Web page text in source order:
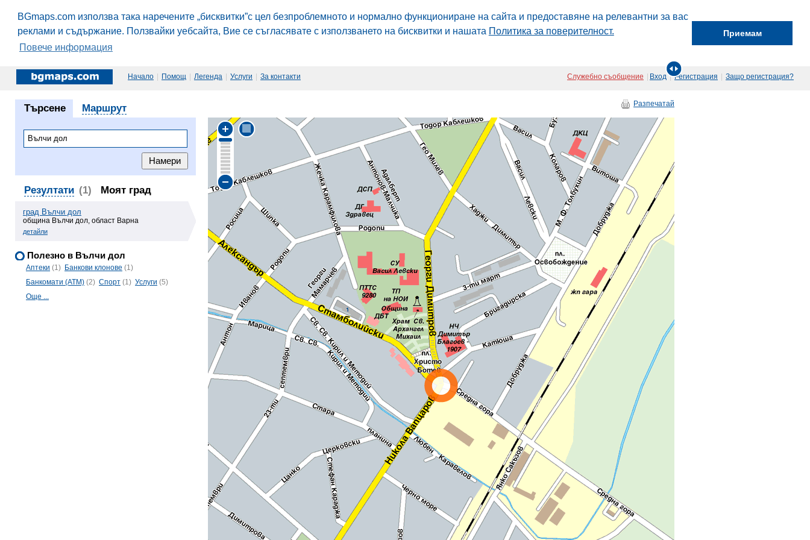
BGmaps.com използва така наречените „бисквитки”с цел безпроблемното и нормално функциониране на сайта и предоставяне на релевантни за вас
реклами и съдържание. Ползвайки уебсайта, Вие се съгласявате с използването на бисквитки и нашата Политика за поверителност.
Повече информация
Приемам
Начало Помощ Легенда Услуги За контакти Служебно съобщение Вход |Регистрация Защо регистрация?
Търсене Маршрут
Резултати (1) Моят град
град Вълчи дол
община Вълчи дол, област Варна
детайли
Полезно в Вълчи дол
Аптеки (1) Банкови клонове (1)
Банкомати (ATM) (2) Спорт (1) Услуги (5)
Още ...
Разпечатай